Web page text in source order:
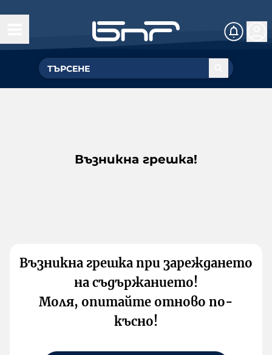
Възникна грешка!
Възникна грешка при зареждането
на съдържанието!
Моля, опитайте отново по-
късно!